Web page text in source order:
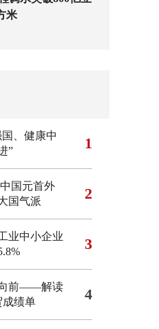
米
、健康中
”
1
国元首外
国气派
2
业中小企业
3
前——解读
成绩单
4